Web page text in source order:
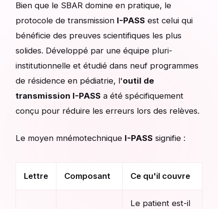
Bien que le SBAR domine en pratique, le
protocole de transmission I-PASS est celui qui
bénéficie des preuves scientifiques les plus
solides. Développé par une équipe pluri-
institutionnelle et étudié dans neuf programmes
de résidence en pédiatrie, l'outil de
transmission I-PASS a été spécifiquement
conçu pour réduire les erreurs lors des relèves.
Le moyen mnémotechnique I-PASS signifie :
Lettre Composant Ce qu'il couvre
Le patient est-il